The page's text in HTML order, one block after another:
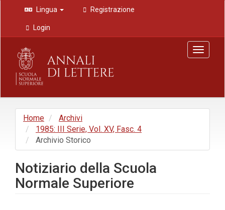
Navigazione
principale
Contenuto
principale
Barra
laterale
Lingua Registrazione
Login
Toggle
Home
Archivi
1985: III Serie, Vol. XV, Fasc. 4
Archivio Storico
Notiziario della Scuola
Normale Superiore